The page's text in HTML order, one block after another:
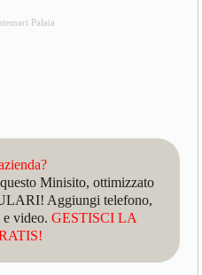
Palaia
Minisito, ottimizzato
Aggiungi telefono,
e video.GESTISCI LA